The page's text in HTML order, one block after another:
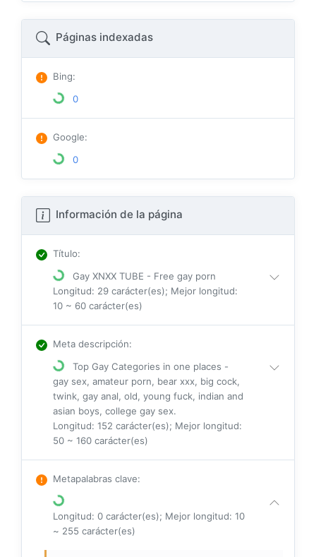
Páginas indexadas
Bing:
0
Google:
0
Información de la página
Título:
Gay XNXX TUBE - Free gay porn
Longitud: 29 carácter(es); Mejor longitud:
10 ~ 60 carácter(es)
Meta descripción:
Top Gay Categories in one places -
gay sex, amateur porn, bear xxx, big cock,
twink, gay anal, old, young fuck, indian and
asian boys, college gay sex.
Longitud: 152 carácter(es); Mejor longitud:
50 ~ 160 carácter(es)
Metapalabras clave:
Longitud: 0 carácter(es); Mejor longitud: 10
~ 255 carácter(es)